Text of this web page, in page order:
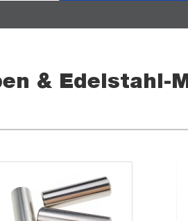
& Edelstahl-